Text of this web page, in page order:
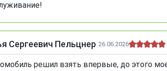
Сергеевич Пельцнер 26.06.2026
решил взять впервые, до этого